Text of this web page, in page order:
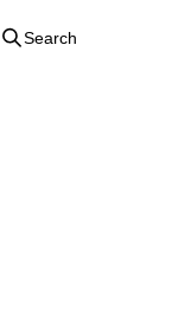
Search